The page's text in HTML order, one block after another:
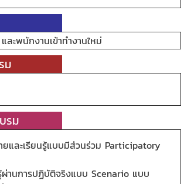
ละพนักงานเข้าทำงานใหม่
ม
รม
ยและเรียนรู้แบบมีส่วนร่วม Participatory
ผ่านการปฏิบัติจริงแบบ Scenario แบบ